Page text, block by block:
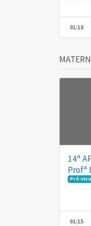
01:10
14ª
Profª
Pré-
01:15